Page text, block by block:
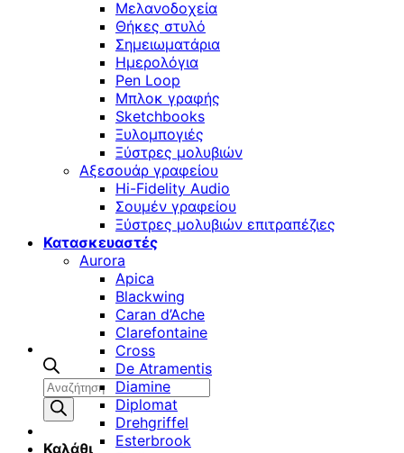
Αναζήτηση
προϊόντων
Καλάθι
Μελανοδοχεία
Θήκες στυλό
Σημειωματάρια
Ημερολόγια
Pen Loop
Μπλοκ γραφής
Sketchbooks
Ξυλομπογιές
Ξύστρες μολυβιών
Αξεσουάρ γραφείου
Hi-Fidelity Audio
Σουμέν γραφείου
Ξύστρες μολυβιών επιτραπέζιες
Κατασκευαστές
Aurora
Apica
Blackwing
Caran d’Ache
Clarefontaine
Cross
De Atramentis
Diamine
Diplomat
Drehgriffel
Esterbrook